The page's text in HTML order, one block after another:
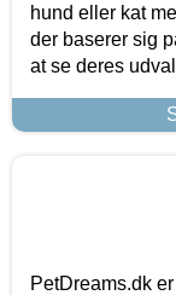
hund eller kat
der baserer sig
at se deres
PetDreams.dk